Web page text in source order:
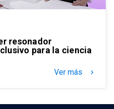
resonador
para la ciencia
Ver más keyboard_arrow_right